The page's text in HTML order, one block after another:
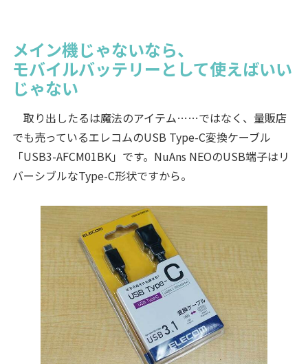
メイン機じゃないなら、
モバイルバッテリーとして使えばいい
じゃない
取り出したるは魔法のアイテム……ではなく、量販店
でも売っているエレコムのUSB Type-C変換ケーブル
「USB3-AFCM01BK」です。NuAns NEOのUSB端子はリ
バーシブルなType-C形状ですから。